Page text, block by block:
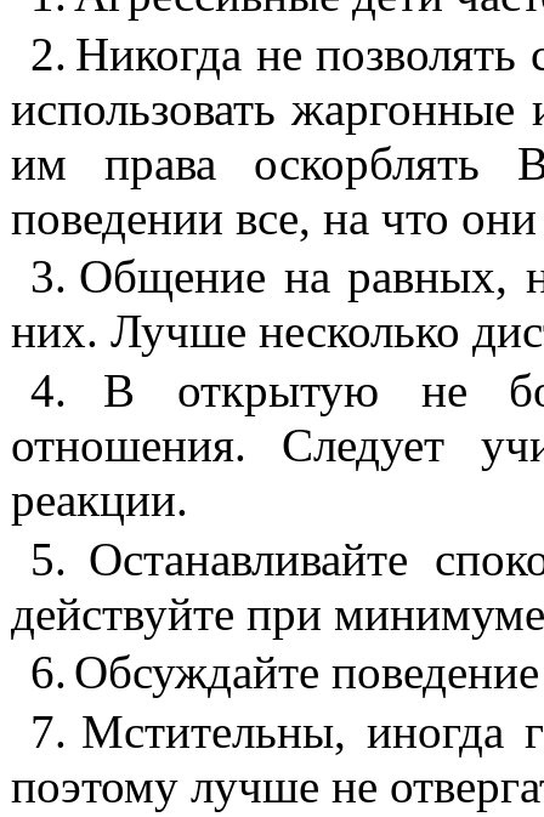
2. Никогда не позволять
исполь­зовать
им права оскорблять
поведении все, на что
3. Общение на равных,
них. Лучше несколько
4.
В открытую не
отношения. Следует
реакции.
5. Останавливайте
действуйте при
6. Обсуждайте
7. Мстительны, иногда
поэтому лучше не